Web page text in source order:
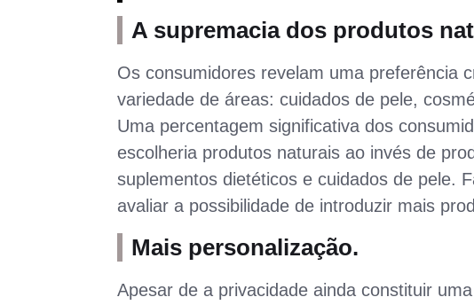
A supremacia dos produtos
Os consumidores revelam uma preferência
variedade de áreas: cuidados de pele,
Uma percentagem significativa dos
escolheria produtos naturais ao invés de
suplementos dietéticos e cuidados de pele.
avaliar a possibilidade de introduzir mais
Mais personalização.
Apesar de a privacidade ainda constituir